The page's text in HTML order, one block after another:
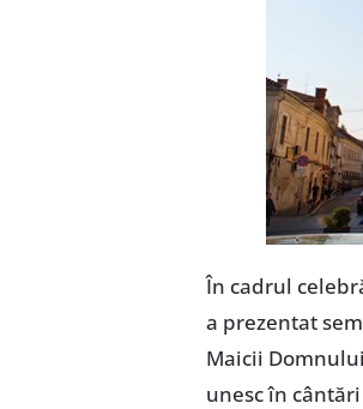
În cadrul
a prezentat
Maicii
unesc în